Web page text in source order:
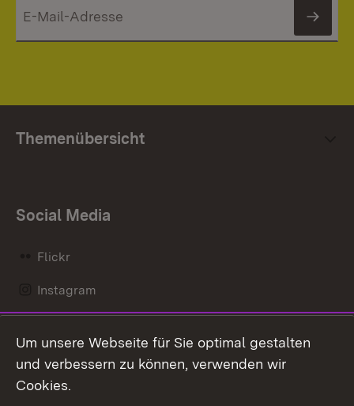
Themenübersicht
Social Media
Flickr
Instagram
Mastodon
Messenger
Um unsere Webseite für Sie optimal gestalten
und verbessern zu können, verwenden wir
Cookies.